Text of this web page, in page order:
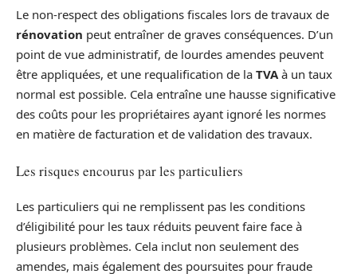
Le non-respect des obligations fiscales lors de travaux de
rénovation peut entraîner de graves conséquences. D’un
point de vue administratif, de lourdes amendes peuvent
être appliquées, et une requalification de la TVAà un taux
normal est possible. Cela entraîne une hausse significative
des coûts pour les propriétaires ayant ignoré les normes
en matière de facturation et de validation des travaux.
Les risques encourus par les particuliers
Les particuliers qui ne remplissent pas les conditions
d’éligibilité pour les taux réduits peuvent faire face à
plusieurs problèmes. Cela inclut non seulement des
amendes, mais également des poursuites pour fraude